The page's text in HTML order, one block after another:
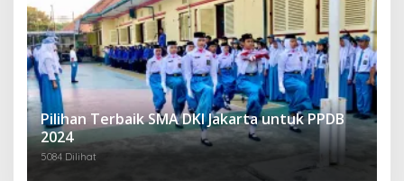
Pilihan Terbaik SMA DKI Jakarta untuk PPDB
2024
5084 Dilihat